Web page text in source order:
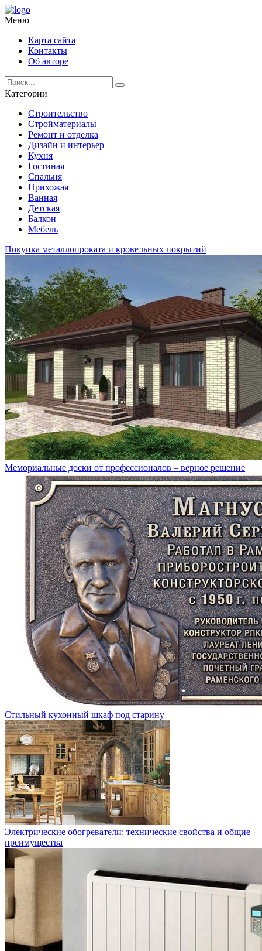
Меню
Карта сайта
Контакты
Об авторе
Категории
Строительство
Стройматериалы
Ремонт и отделка
Дизайн и интерьер
Кухня
Гостиная
Спальня
Прихожая
Ванная
Детская
Балкон
Мебель
Покупка металлопроката и кровельных покрытий
Мемориальные доски от профессионалов – верное решение
Стильный кухонный шкаф под старину
Электрические обогреватели: технические свойства и общие
преимущества